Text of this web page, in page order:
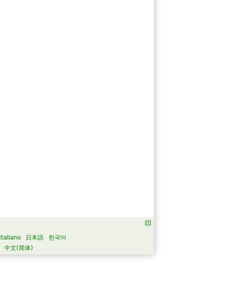
Italiano 日本語
한국어
中文(简体)